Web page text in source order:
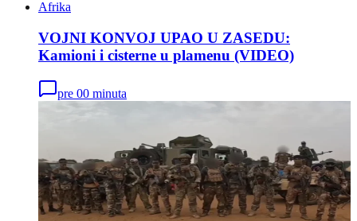
Afrika
VOJNI KONVOJ UPAO U ZASEDU:
Kamioni i cisterne u plamenu (VIDEO)
pre 00 minuta